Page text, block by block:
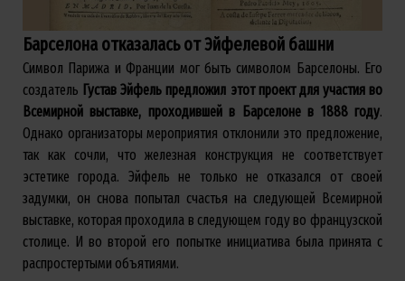
Барселона отказалась от Эйфелевой башни
Символ Парижа и Франции мог быть символом Барселоны. Его
создатель Густав Эйфель предложил этот проект для участия во
Всемирной выставке, проходившей в Барселоне в 1888 году.
Однако организаторы мероприятия отклонили это предложение,
так как сочли, что железная конструкция не соответствует
эстетике города. Эйфель не только не отказался от своей
задумки, он снова попытал счастья на следующей Всемирной
выставке, которая проходила в следующем году во французской
столице. И во второй его попытке инициатива была принята с
распростертыми объятиями.